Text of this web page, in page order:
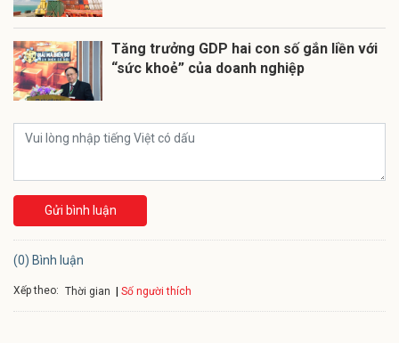
Tăng trưởng GDP hai con số gắn liền với
“sức khoẻ” của doanh nghiệp
Gửi bình luận
(0) Bình luận
Xếp theo: Thời gian Số người thích